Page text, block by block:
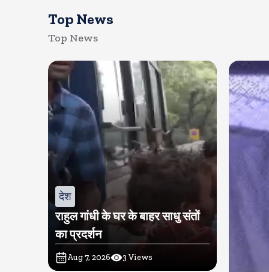
Top News
Top News
देश
राहुल गांधी के घर के बाहर साधु संतों
का प्रदर्शन
Aug 7, 2026 3 Views